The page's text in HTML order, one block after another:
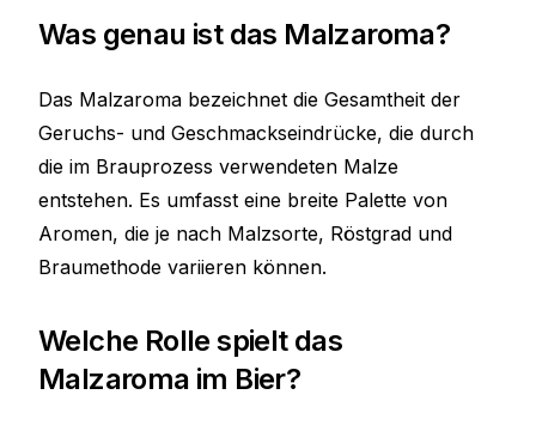
Was genau ist das Malzaroma?
Das Malzaroma bezeichnet die Gesamtheit der
Geruchs- und Geschmackseindrücke, die durch
die im Brauprozess verwendeten Malze
entstehen. Es umfasst eine breite Palette von
Aromen, die je nach Malzsorte, Röstgrad und
Braumethode variieren können.
Welche Rolle spielt das
Malzaroma im Bier?